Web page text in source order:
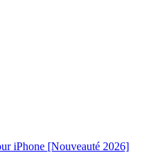
iPhone [Nouveauté 2026]